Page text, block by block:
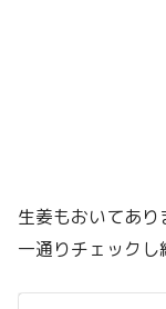
生姜もおいてあり
一通りチェックし